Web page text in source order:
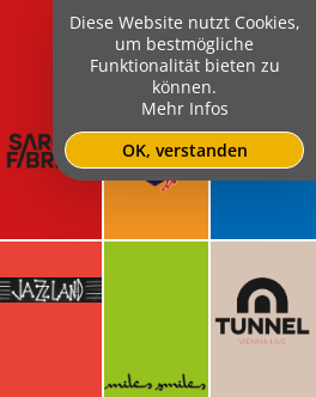
Diese Website nutzt Cookies,
um bestmögliche
Funktionalität bieten zu
können.
Mehr Infos
OK, verstanden